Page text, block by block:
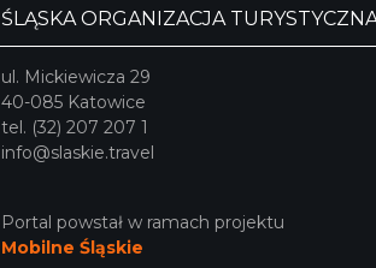
ŚLĄSKA ORGANIZACJA
ul. Mickiewicza 29
40-085 Katowice
tel. (32) 207 207 1
info@slaskie.travel
Portal powstał w ramach projektu
Mobilne Śląskie